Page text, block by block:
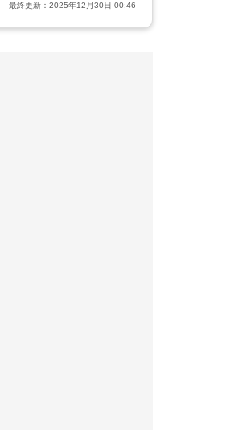
最終更新： 2025年12月30日 00:46